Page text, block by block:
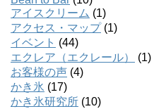
アイスクリーム (1)
アクセス・マップ(1)
イベント (44)
エクレア（エクレール）
(1)
お客様の声 (4)
かき氷 (17)
かき氷研究所 (10)